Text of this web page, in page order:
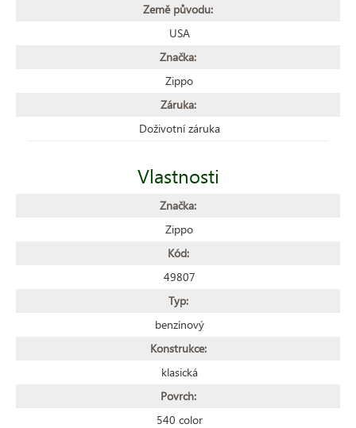
Země původu:
USA
Značka:
Zippo
Záruka:
Doživotní záruka
Vlastnosti
Značka:
Zippo
Kód:
49807
Typ:
benzínový
Konstrukce:
klasická
Povrch:
540 color